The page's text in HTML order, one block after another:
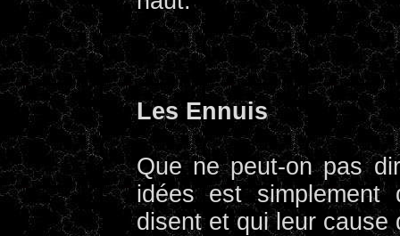
Les Ennuis
Que ne peut-on pas
idées est
disent et qui leur cause